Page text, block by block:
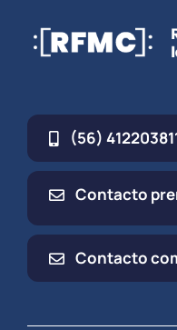
(56)
Contacto
Contacto